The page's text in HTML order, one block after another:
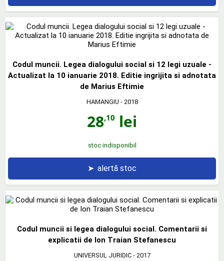
Codul muncii. Legea dialogului social si 12 legi uzuale -
Actualizat la 10 ianuarie 2018. Editie ingrijita si adnotata
de Marius Eftimie
HAMANGIU - 2018
28,10 lei
stoc indisponibil
➤ alertă stoc
Codul muncii si legea dialogului social. Comentarii si
explicatii de Ion Traian Stefanescu
UNIVERSUL JURIDIC- 2017